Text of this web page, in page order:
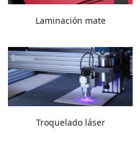
Laminación mate
Troquelado láser